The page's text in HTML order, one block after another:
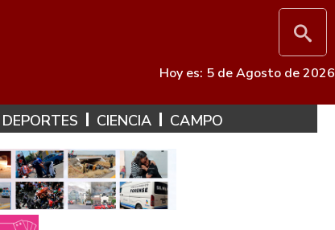
Hoy es: 5 de Agosto de 2026
DEPORTES CIENCIA CAMPO